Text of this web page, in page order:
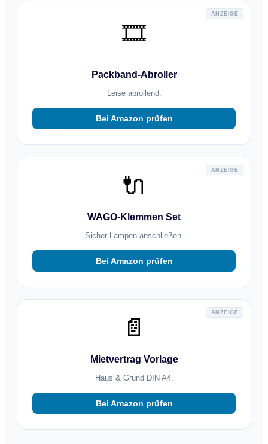
ANZEIGE
🎞️
Packband-Abroller
Leise abrollend.
Bei Amazon prüfen
ANZEIGE
🔌
WAGO-Klemmen Set
Sicher Lampen anschließen.
Bei Amazon prüfen
ANZEIGE
📄
Mietvertrag Vorlage
Haus & Grund DIN A4.
Bei Amazon prüfen